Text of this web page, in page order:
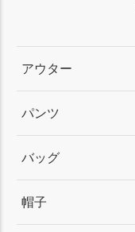
アウター
パンツ
バッグ
帽子